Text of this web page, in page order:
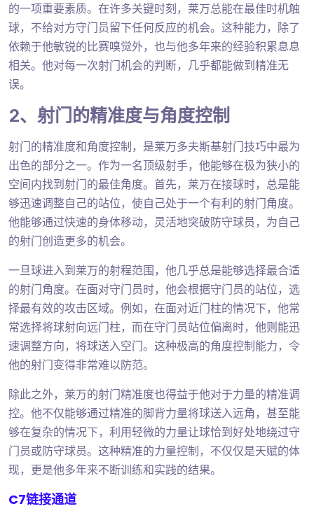
的一项重要素质。在许多关键时刻，莱万总能在最佳时机触
球，不给对方守门员留下任何反应的机会。这种能力，除了
依赖于他敏锐的比赛嗅觉外，也与他多年来的经验积累息息
相关。他对每一次射门机会的判断，几乎都能做到精准无
误。
2、射门的精准度与角度控制
射门的精准度和角度控制，是莱万多夫斯基射门技巧中最为
出色的部分之一。作为一名顶级射手，他能够在极为狭小的
空间内找到射门的最佳角度。首先，莱万在接球时，总是能
够迅速调整自己的站位，使自己处于一个有利的射门角度。
他能够通过快速的身体移动，灵活地突破防守球员，为自己
的射门创造更多的机会。
一旦球进入到莱万的射程范围，他几乎总是能够选择最合适
的射门角度。在面对守门员时，他会根据守门员的站位，选
择最有效的攻击区域。例如，在面对近门柱的情况下，他常
常选择将球射向远门柱，而在守门员站位偏离时，他则能迅
速调整方向，将球送入空门。这种极高的角度控制能力，令
他的射门变得非常难以防范。
除此之外，莱万的射门精准度也得益于他对于力量的精准调
控。他不仅能够通过精准的脚背力量将球送入远角，甚至能
够在复杂的情况下，利用轻微的力量让球恰到好处地绕过守
门员或防守球员。这种精准的力量控制，不仅仅是天赋的体
现，更是他多年来不断训练和实践的结果。
C7链接通道